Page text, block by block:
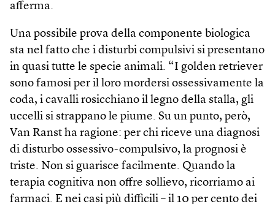
afferma.
Una possibile prova della componente biologica
sta nel fatto che i disturbi compulsivi si presentano
in quasi tutte le specie animali. “I golden retriever
sono famosi per il loro mordersi ossessivamente la
coda, i cavalli rosicchiano il legno della stalla, gli
uccelli si strappano le piume. Su un punto, però,
Van Ranst ha ragione: per chi riceve una diagnosi
di disturbo ossessivo-compulsivo, la prognosi è
triste. Non si guarisce facilmente. Quando la
terapia cognitiva non offre sollievo, ricorriamo ai
farmaci. E nei casi più difficili – il 10 per cento dei